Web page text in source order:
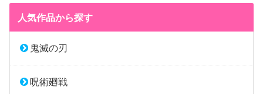
人気作品から探す
鬼滅の刃
呪術廻戦